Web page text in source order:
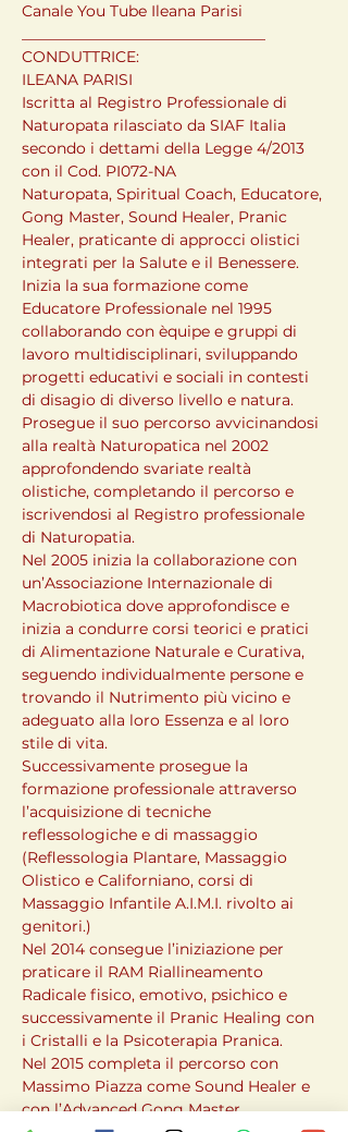
Canale You Tube Ileana Parisi
CONDUTTRICE:
ILEANA PARISI
Iscritta al Registro Professionale di
Naturopata rilasciato da SIAF Italia
secondo i dettami della Legge 4/2013
con il Cod. PI072-NA
Naturopata, Spiritual Coach, Educatore,
Gong Master, Sound Healer, Pranic
Healer, praticante di approcci olistici
integrati per la Salute e il Benessere.
Inizia la sua formazione come
Educatore Professionale nel 1995
collaborando con èquipe e gruppi di
lavoro multidisciplinari, sviluppando
progetti educativi e sociali in contesti
di disagio di diverso livello e natura.
Prosegue il suo percorso avvicinandosi
alla realtà Naturopatica nel 2002
approfondendo svariate realtà
olistiche, completando il percorso e
iscrivendosi al Registro professionale
di Naturopatia.
Nel 2005 inizia la collaborazione con
un’Associazione Internazionale di
Macrobiotica dove approfondisce e
inizia a condurre corsi teorici e pratici
di Alimentazione Naturale e Curativa,
seguendo individualmente persone e
trovando il Nutrimento più vicino e
adeguato alla loro Essenza e al loro
stile di vita.
Successivamente prosegue la
formazione professionale attraverso
l’acquisizione di tecniche
reflessologiche e di massaggio
(Reflessologia Plantare, Massaggio
Olistico e Californiano, corsi di
Massaggio Infantile A.I.M.I. rivolto ai
genitori.)
Nel 2014 consegue l’iniziazione per
praticare il RAM Riallineamento
Radicale fisico, emotivo, psichico e
successivamente il Pranic Healing con
i Cristalli e la Psicoterapia Pranica.
Nel 2015 completa il percorso con
Massimo Piazza come Sound Healer e
con l’Advanced Gong Master